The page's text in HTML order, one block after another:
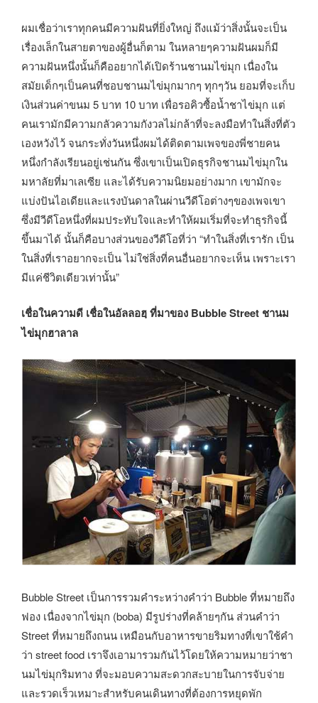
ผมเชื่อว่าเราทุกคนมีความฝันที่ยิ่งใหญ่ ถึงแม้ว่าสิ่งนั้นจะเป็น
เรื่องเล็กในสายตาของผู้อื่นก็ตาม ในหลายๆความฝันผมก็มี
ความฝันหนึ่งนั้นก็คืออยากได้เปิดร้านชานมไข่มุก เนื่องใน
สมัยเด็กๆเป็นคนที่ชอบชานมไข่มุกมากๆ ทุกๆวัน ยอมที่จะเก็บ
เงินส่วนค่าขนม 5 บาท 10 บาท เพื่อรอคิวซื้อน้ำชาไข่มุก แต่
คนเรามักมีความกลัวความกังวลไม่กล้าที่จะลงมือทำในสิ่งที่ตัว
เองหวังไว้ จนกระทั่งวันหนึ่งผมได้ติดตามเพจของพี่ชายคน
หนึ่งกำลังเรียนอยู่เช่นกัน ซึ่งเขาเป็นเปิดธุรกิจชานมไข่มุกใน
มหาลัยที่มาเลเซีย และได้รับความนิยมอย่างมาก เขามักจะ
แบ่งปันไอเดียและแรงบันดาลในผ่านวีดีโอต่างๆของเพจเขา
ซึ่งมีวีดีโอหนึ่งที่ผมประทับใจและทำให้ผมเริ่มที่จะทำธุรกิจนี้
ขึ้นมาได้ นั้นก็คือบางส่วนของวีดีโอที่ว่า “ทำในสิ่งที่เรารัก เป็น
ในสิ่งที่เราอยากจะเป็น ไม่ใช่สิ่งที่คนอื่นอยากจะเห็น เพราะเรา
มีแค่ชีวิตเดียวเท่านั้น”
เชื่อในความดี เชื่อในอัลลอฮฺ ที่มาของ Bubble Street ชานม
ไข่มุกฮาลาล
Bubble Street เป็นการรวมคำระหว่างคำว่า Bubble ที่หมายถึง
ฟอง เนื่องจากไข่มุก (boba) มีรูปร่างที่คล้ายๆกัน ส่วนคำว่า
Street ที่หมายถึงถนน เหมือนกับอาหารขายริมทางที่เขาใช้คำ
ว่า street food เราจึงเอามารวมกันไว้โดยให้ความหมายว่าชา
นมไข่มุกริมทาง ที่จะมอบความสะดวกสะบายในการจับจ่าย
และรวดเร็วเหมาะสำหรับคนเดินทางที่ต้องการหยุดพัก